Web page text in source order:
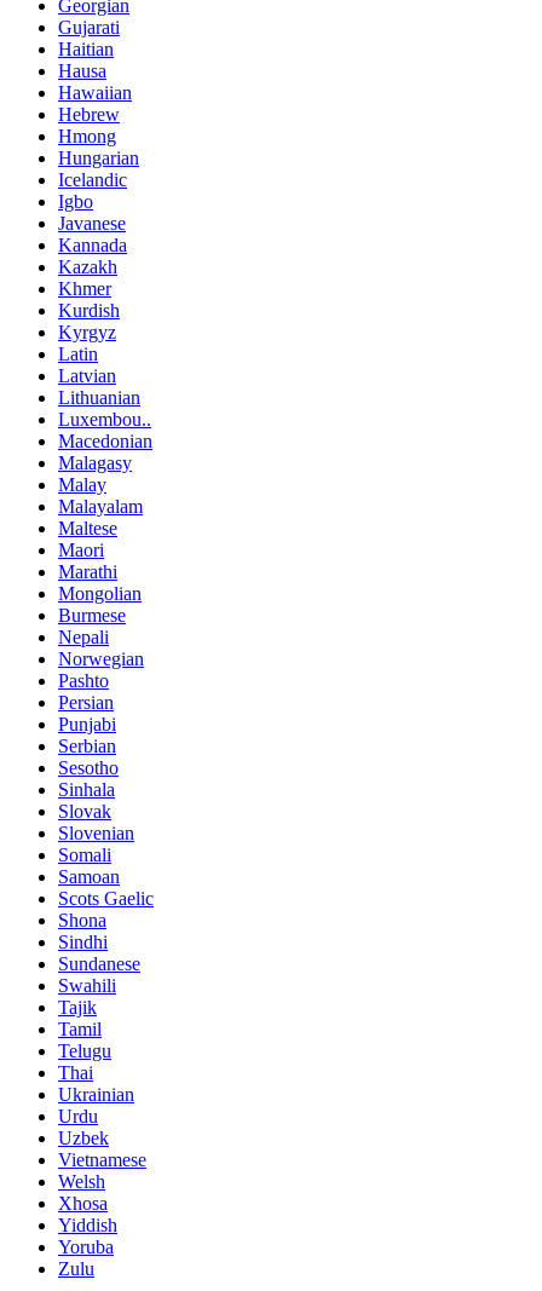
Georgian
Gujarati
Haitian
Hausa
Hawaiian
Hebrew
Hmong
Hungarian
Icelandic
Igbo
Javanese
Kannada
Kazakh
Khmer
Kurdish
Kyrgyz
Latin
Latvian
Lithuanian
Luxembou..
Macedonian
Malagasy
Malay
Malayalam
Maltese
Maori
Marathi
Mongolian
Burmese
Nepali
Norwegian
Pashto
Persian
Punjabi
Serbian
Sesotho
Sinhala
Slovak
Slovenian
Somali
Samoan
Scots Gaelic
Shona
Sindhi
Sundanese
Swahili
Tajik
Tamil
Telugu
Thai
Ukrainian
Urdu
Uzbek
Vietnamese
Welsh
Xhosa
Yiddish
Yoruba
Zulu